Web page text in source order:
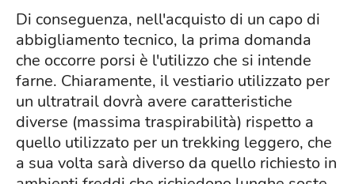
Di conseguenza, nell'acquisto di un capo di
abbigliamento tecnico, la prima domanda
che occorre porsi è l'utilizzo che si intende
farne. Chiaramente, il vestiario utilizzato per
un ultratrail dovrà avere caratteristiche
diverse (massima traspirabilità) rispetto a
quello utilizzato per un trekking leggero, che
a sua volta sarà diverso da quello richiesto in